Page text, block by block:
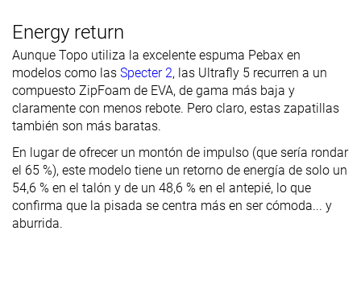
Energy return
Aunque Topo utiliza la excelente espuma Pebax en
modelos como las Specter 2, las Ultrafly 5 recurren a un
compuesto ZipFoam de EVA, de gama más baja y
claramente con menos rebote. Pero claro, estas zapatillas
también son más baratas.
En lugar de ofrecer un montón de impulso (que sería rondar
el 65 %), este modelo tiene un retorno de energía de solo un
54,6 % en el talón y de un 48,6 % en el antepié, lo que
confirma que la pisada se centra más en ser cómoda... y
aburrida.